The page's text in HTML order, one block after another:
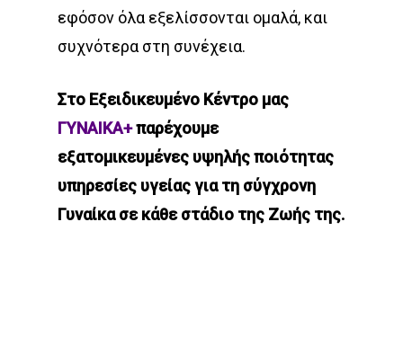
εφόσον όλα εξελίσσονται ομαλά, και
συχνότερα στη συνέχεια.
Στο Εξειδικευμένο Κέντρο μας
ΓΥΝΑΙΚΑ+παρέχουμε
εξατομικευμένες υψηλής ποιότητας
υπηρεσίες υγείας για τη σύγχρονη
Γυναίκα σε κάθε στάδιο της Ζωής της.